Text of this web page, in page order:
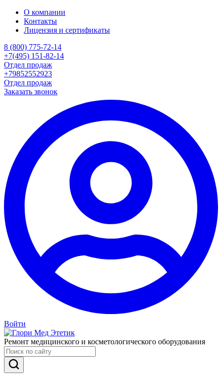
О компании
Контакты
Лицензия и сертификаты
8 (800) 775-72-14
+7(495) 151-82-14
Отдел продаж
+79852552923
Отдел продаж
Заказать звонок
Войти
Ремонт медицинского и косметологического оборудования